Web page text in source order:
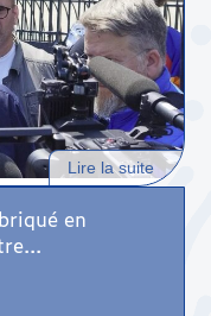
Lire la suite
en